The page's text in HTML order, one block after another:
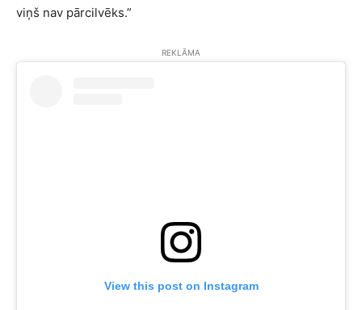
viņš nav pārcilvēks.”
REKLĀMA
View this post on Instagram